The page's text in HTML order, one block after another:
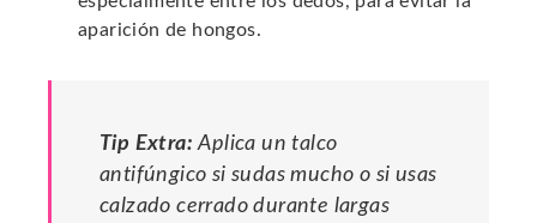
aparición de hongos.
Tip Extra: Aplica un talco
antifúngico si sudas mucho o si usas
calzado cerrado durante largas